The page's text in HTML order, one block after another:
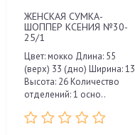
ЖЕНСКАЯ СУМКА-
ШОППЕР КСЕНИЯ №30-
25/1
Цвет: мокко Длина: 55
(верх) 33 (дно) Ширина: 13
Высота: 26 Количество
отделений: 1 осно..